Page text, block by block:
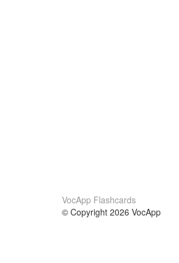
VocApp Flashcards
© Copyright 2026 VocApp